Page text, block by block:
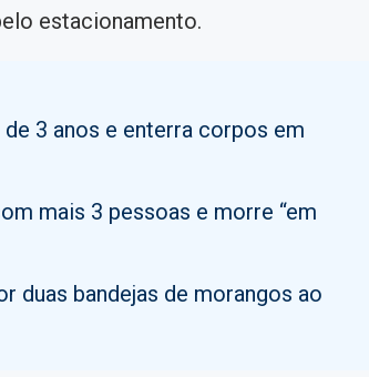
estacionamento.
3 anos e enterra corpos em
mais 3 pessoas e morre “em
duas bandejas de morangos ao